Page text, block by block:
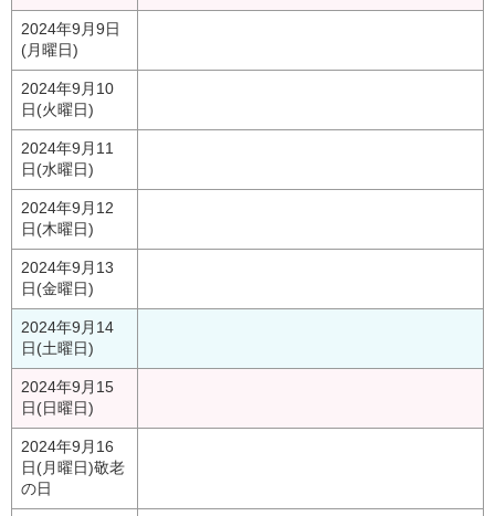
2024年9月9日
(月曜日)
2024年9月10
日(火曜日)
2024年9月11
日(水曜日)
2024年9月12
日(木曜日)
2024年9月13
日(金曜日)
2024年9月14
日(土曜日)
2024年9月15
日(日曜日)
2024年9月16
日(月曜日)敬老
の日